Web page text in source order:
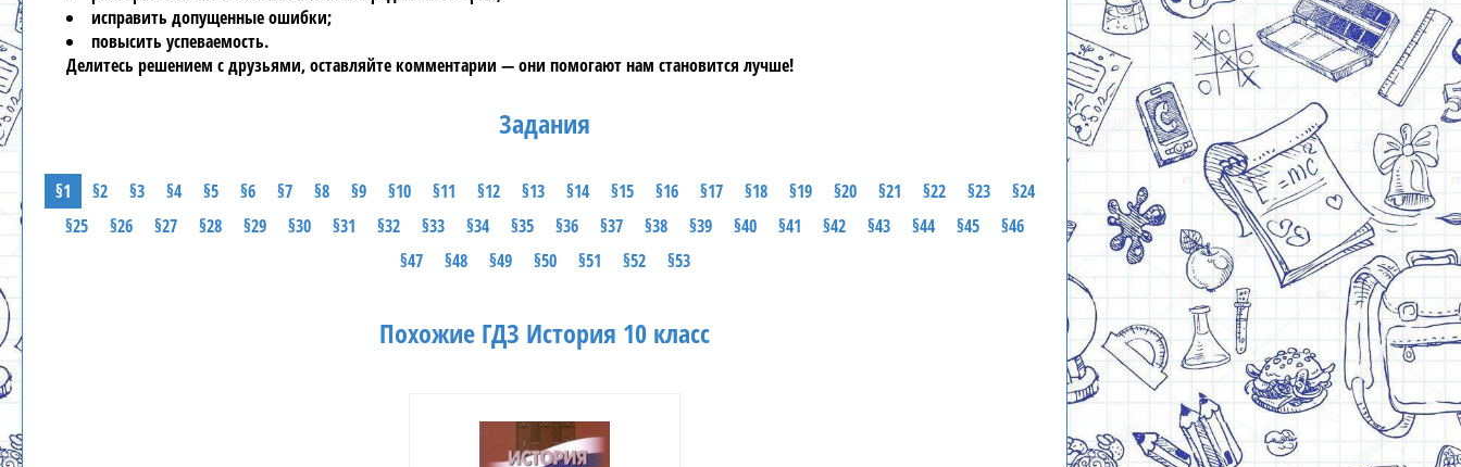
исправить допущенные ошибки;
повысить успеваемость.
Делитесь решением с друзьями, оставляйте комментарии — они помогают нам становится лучше!
Задания
§1 §2 §3 §4 §5 §6 §7 §8 §9 §10 §11 §12 §13 §14 §15 §16 §17 §18 §19 §20 §21 §22 §23
§24
§25
§26 §27 §28 §29 §30 §31 §32 §33 §34 §35 §36 §37 §38 §39 §40 §41 §42 §43 §44 §45
§46
§47
§48 §49 §50 §51 §52 §53
Похожие ГДЗ История 10 класс